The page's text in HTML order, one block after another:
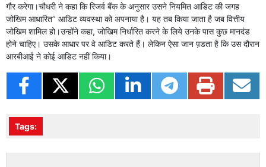
गौर करेगा।चौधरी ने कहा कि रिजर्व बैंक के अनुसार उसने नियमित आडिट की जगह
जोखिम आधारित’’ आडिट व्यवस्था को अपनाया है। यह तब किया जाता है जब वित्तीय
जोखिम शामिल हो।उन्होंने कहा, जोखिम निर्धारित करने के लिये उनके पास कुछ मानदंड
होने चाहिए। उसके आधार पर वे आडिट करते हैं। लेकिन ऐसा जान प़डता है कि उस दौरान
आरबीआई ने कोई आडिट नहीं किया।
Tags: